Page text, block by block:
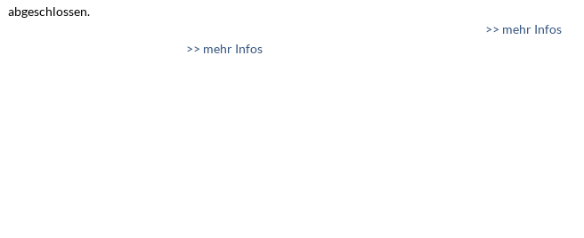
abgeschlossen.
>> mehr Infos
>> mehr Infos